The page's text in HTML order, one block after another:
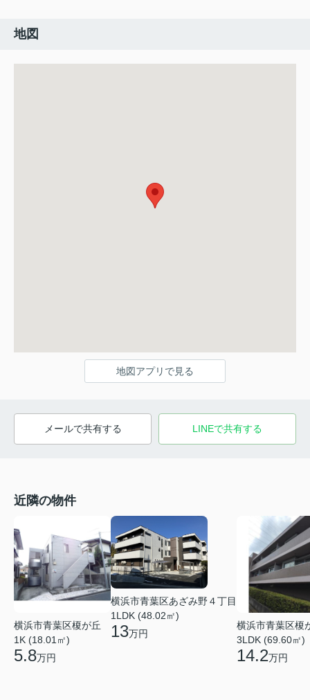
地図
地図アプリで見る
メールで共有する LINEで共有する
近隣の物件
横浜市青葉区榎が丘
1K (18.01㎡)
5.8万円
横浜市青葉区あざみ野４丁目
1LDK (48.02㎡)
13万円
横浜市青葉区榎
3LDK (69.60㎡)
14.2万円